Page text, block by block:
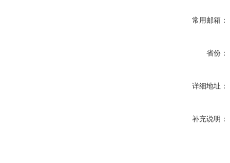
常用邮箱：
省份：
详细地址：
补充说明：